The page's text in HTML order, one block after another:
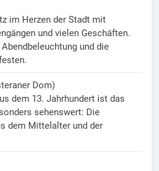
im Herzen der Stadt mit
und vielen Geschäften.
und die
Dom)
dem 13. Jahrhundert ist das
sehenswert: Die
dem Mittelalter und der